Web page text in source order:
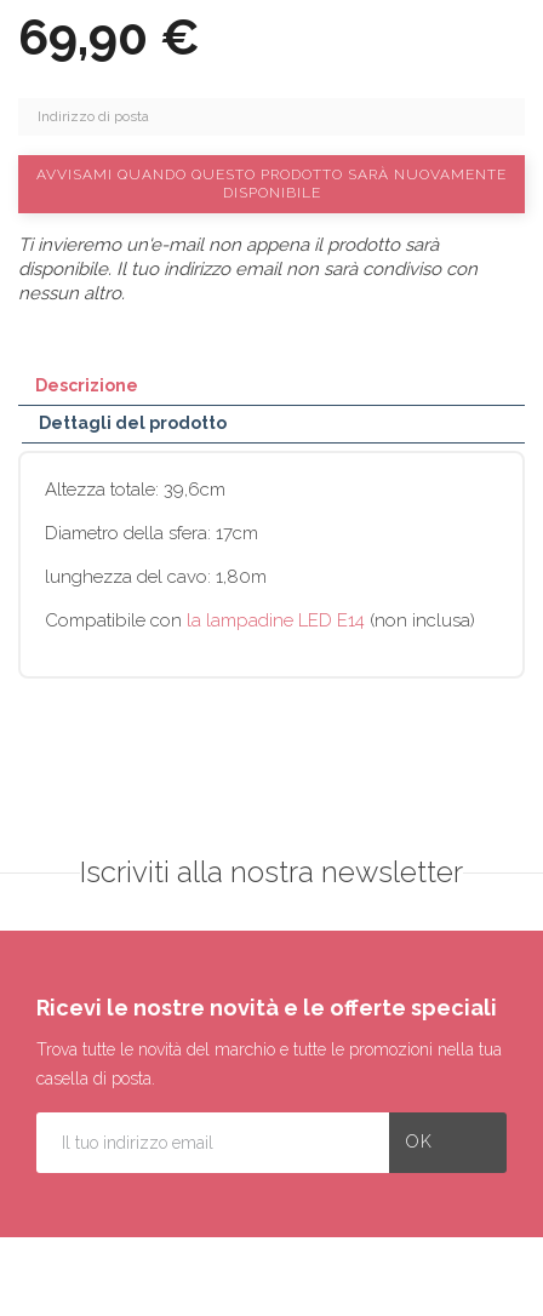
69,90 €
AVVISAMI QUANDO QUESTO PRODOTTO SARÀ NUOVAMENTE
DISPONIBILE
Ti invieremo un'e-mail non appena il prodotto sarà
disponibile. Il tuo indirizzo email non sarà condiviso con
nessun altro.
Descrizione
Dettagli del prodotto
Altezza totale: 39,6cm
Diametro della sfera: 17cm
lunghezza del cavo: 1,80m
Compatibile con la lampadine LED E14 (non inclusa)
Iscriviti alla nostra newsletter
Ricevi le nostre novità e le offerte speciali
Trova tutte le novità del marchio e tutte le promozioni nella tua
casella di posta.